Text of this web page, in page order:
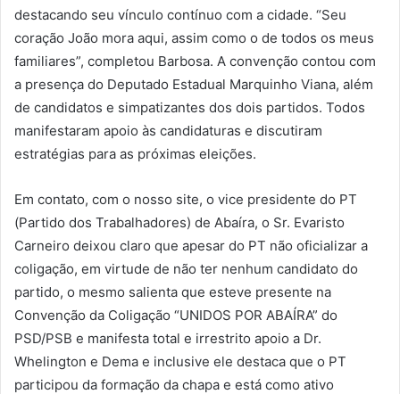
destacando seu vínculo contínuo com a cidade. “Seu
coração João mora aqui, assim como o de todos os meus
familiares”, completou Barbosa. A convenção contou com
a presença do Deputado Estadual Marquinho Viana, além
de candidatos e simpatizantes dos dois partidos. Todos
manifestaram apoio às candidaturas e discutiram
estratégias para as próximas eleições.
Em contato, com o nosso site, o vice presidente do PT
(Partido dos Trabalhadores) de Abaíra, o Sr. Evaristo
Carneiro deixou claro que apesar do PT não oficializar a
coligação, em virtude de não ter nenhum candidato do
partido, o mesmo salienta que esteve presente na
Convenção da Coligação “UNIDOS POR ABAÍRA” do
PSD/PSB e manifesta total e irrestrito apoio a Dr.
Whelington e Dema e inclusive ele destaca que o PT
participou da formação da chapa e está como ativo